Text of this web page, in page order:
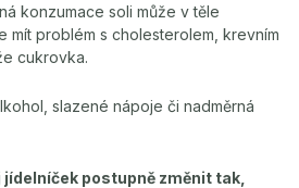
konzumace soli může v těle
mít problém s cholesterolem, krevním
cukrovka.
slazené nápoje či nadměrná
postupně změnit tak,